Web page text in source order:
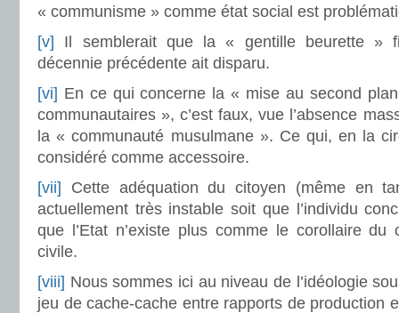
« communisme » comme état social est
[v] Il semblerait que la « gentille beurette »
décennie précédente ait disparu.
[vi] En ce qui concerne la « mise au second
communautaires », c’est faux, vue l’absence
la « communauté musulmane ». Ce qui, en la
considéré comme accessoire.
[vii] Cette adéquation du citoyen (même en
actuellement très instable soit que l’individu
que l’Etat n’existe plus comme le corollaire
civile.
[viii] Nous sommes ici au niveau de l’idéologie
jeu de cache-cache entre rapports de production